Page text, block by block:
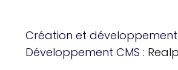
Création et développement
Développement CMS :